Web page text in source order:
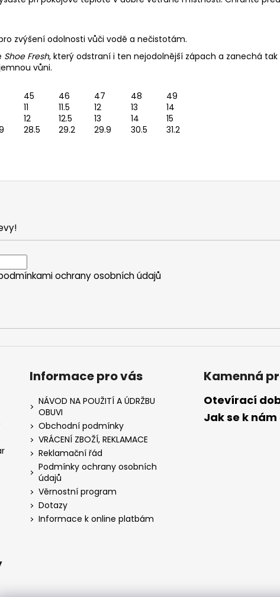
zvýšení odolnosti vůči vodě a nečistotám.
Shoe Fresh, který odstraní i ten nejodolnější zápach a zanechá tak
vůni.
45 46 47 48
49
11 11.5 12 13
14
12 12.5 13 14
15
28.5 29.2 29.9 30.5 31.2
ochrany osobních údajů
Informace pro vás
NÁVOD NA POUŽITÍ A ÚDRŽBU
OBUVI
Obchodní podmínky
VRÁCENÍ ZBOŽÍ, REKLAMACE
Reklamační řád
Podmínky ochrany osobních
údajů
Věrnostní program
Dotazy
Informace k online platbám
Kamenná
Otevírací
Jak se k